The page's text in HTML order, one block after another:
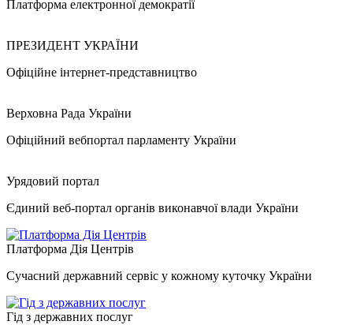
Платформа електронної демократії
ПРЕЗИДЕНТ УКРАЇНИ
Офіційне інтернет-представництво
Верховна Рада України
Офіційний вебпортал парламенту України
Урядовий портал
Єдиний веб-портал органів виконавчої влади України
Платформа Дія Центрів
Сучасний державний сервіс у кожному куточку України
Гід з державних послуг